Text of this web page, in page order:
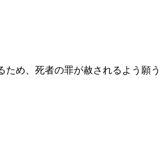
め、死者の罪が赦されるよう願